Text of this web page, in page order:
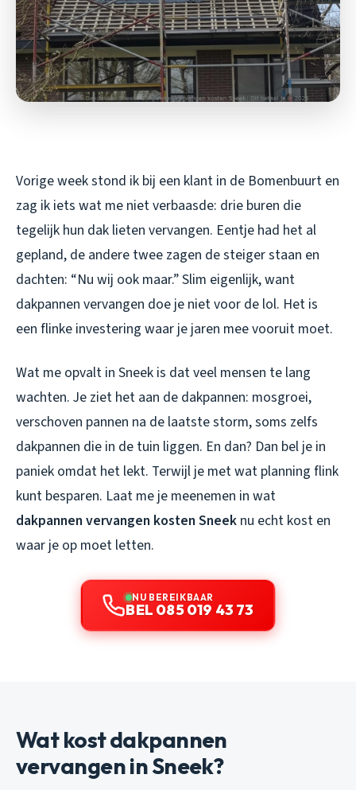
Vorige week stond ik bij een klant in de Bomenbuurt en
zag ik iets wat me niet verbaasde: drie buren die
tegelijk hun dak lieten vervangen. Eentje had het al
gepland, de andere twee zagen de steiger staan en
dachten: “Nu wij ook maar.” Slim eigenlijk, want
dakpannen vervangen doe je niet voor de lol. Het is
een flinke investering waar je jaren mee vooruit moet.
Wat me opvalt in Sneek is dat veel mensen te lang
wachten. Je ziet het aan de dakpannen: mosgroei,
verschoven pannen na de laatste storm, soms zelfs
dakpannen die in de tuin liggen. En dan? Dan bel je in
paniek omdat het lekt. Terwijl je met wat planning flink
kunt besparen. Laat me je meenemen in wat
dakpannen vervangen kosten Sneek nu echt kost en
waar je op moet letten.
NU BEREIKBAAR
BEL 085 019 43 73
Wat kost dakpannen
vervangen in Sneek?